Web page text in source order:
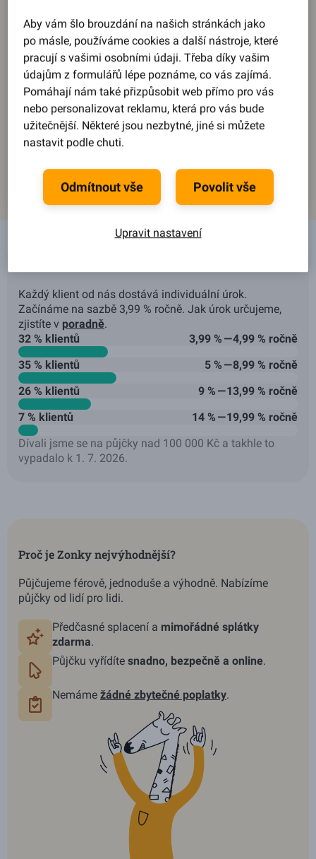
2 584 Kč 21 737 Kč
Reprezentativní příklad
Během pár kroků se dozvíte,jaký můžete získat úrok
Splátku, dobu splácení i výši půjčkysi pak upravíte
na míru podle svého.
Spočítat půjčku
Každý klient od nás dostává individuální úrok.
Začínáme na sazbě 3,99 % ročně. Jak úrok určujeme,
zjistíte v poradně.
32 % klientů
3,99 % — 4,99 % ročně
35 % klientů
5 % — 8,99 % ročně
26 % klientů
9 % — 13,99 % ročně
7 % klientů
14 % — 19,99 % ročně
Dívali jsme se na půjčky nad 100 000 Kč a takhle to
vypadalo k 1. 7. 2026.
Proč je Zonky nejvýhodnější?
Půjčujeme férově, jednoduše a výhodně. Nabízíme
půjčky od lidí pro lidi.
Předčasné splacení a mimořádné splátky
zdarma.
Půjčku vyřídíte snadno, bezpečně a online.
Nemáme žádné zbytečné poplatky.
Aby vám šlo brouzdání na našich stránkách jako
po másle, používáme cookies a další nástroje, které
pracují s vašimi osobními údaji. Třeba díky vašim
údajům z formulářů lépe poznáme, co vás zajímá.
Pomáhají nám také přizpůsobit web přímo pro vás
nebo personalizovat reklamu, která pro vás bude
užitečnější. Některé jsou nezbytné, jiné si můžete
nastavit podle chuti.
Upravit nastavení
Odmítnout vše Povolit vše